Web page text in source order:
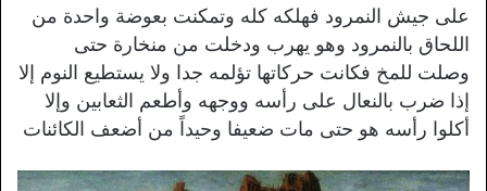
على جيش النمرود فهلكه كله وتمكنت بعوضة واحدة من
اللحاق بالنمرود وهو يهرب ودخلت من منخارة حتى
وصلت للمخ فكانت حركاتها تؤلمه جدا ولا يستطيع النوم إلا
إذا ضرب بالنعال على رأسه ووجهه وأطعم الثعابين وإلا
أكلوا رأسه هو حتى مات ضعيفا وحيداً من أضعف الكائنات